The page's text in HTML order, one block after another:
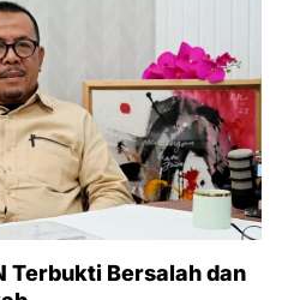
Terbukti Bersalah dan